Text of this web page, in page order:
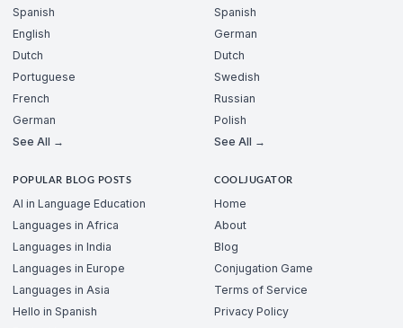
Spanish
English
Dutch
Portuguese
French
German
See All →
Spanish
German
Dutch
Swedish
Russian
Polish
See All →
POPULAR BLOG POSTS
AI in Language Education
Languages in Africa
Languages in India
Languages in Europe
Languages in Asia
Hello in Spanish
COOLJUGATOR
Home
About
Blog
Conjugation Game
Terms of Service
Privacy Policy